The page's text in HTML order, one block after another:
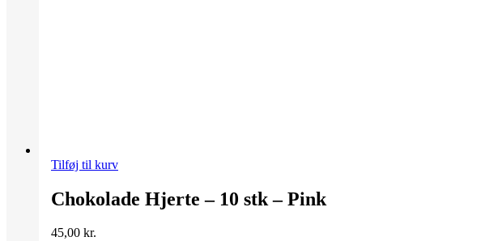
Tilføj til kurv
Chokolade Hjerte – 10 stk – Pink
45,00 kr.